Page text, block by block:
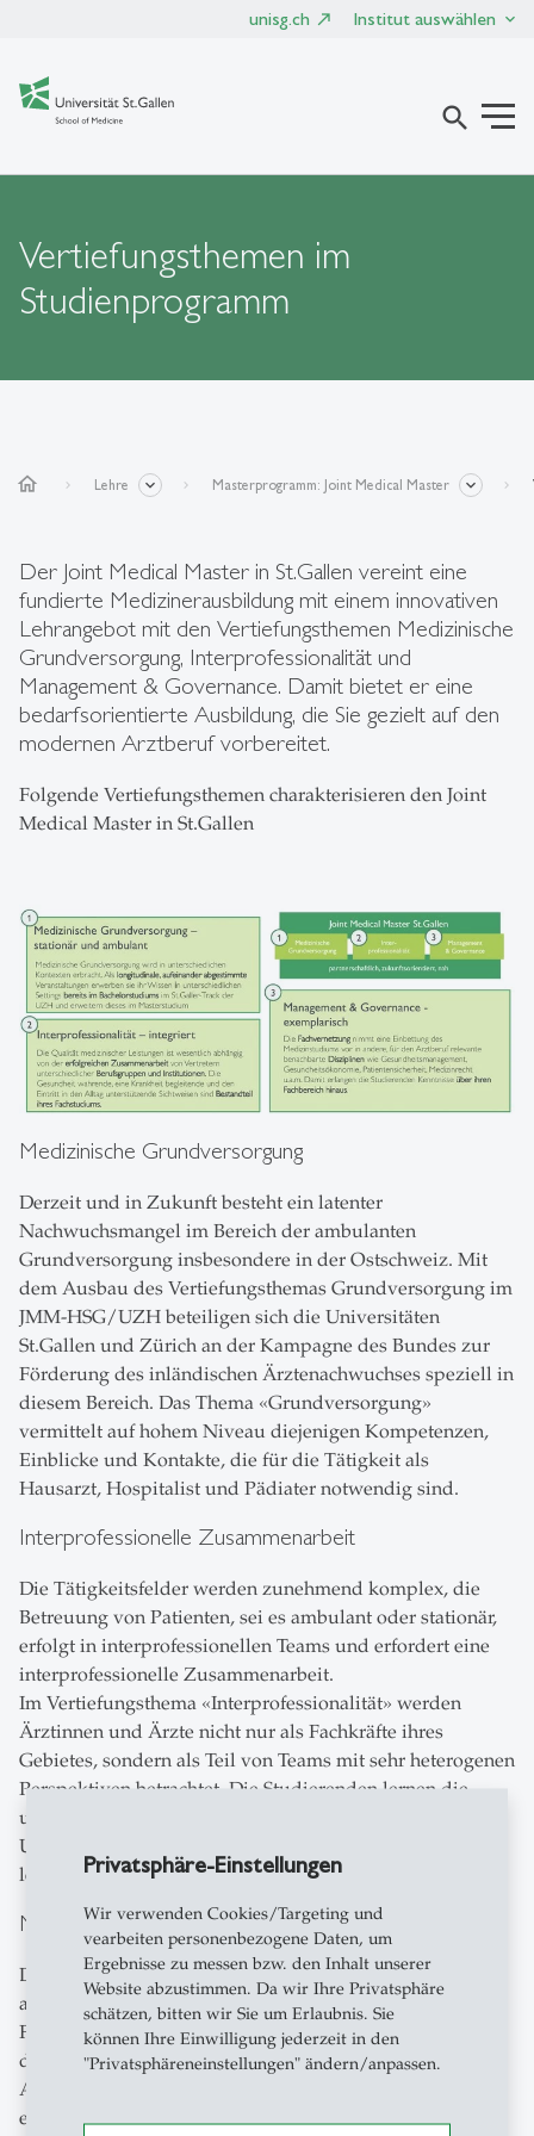
Privatsphäre-Einstellungen
Wir verwenden Cookies/Targeting und
vearbeiten personenbezogene Daten, um
Ergebnisse zu messen bzw. den Inhalt unserer
Website abzustimmen. Da wir Ihre Privatsphäre
schätzen, bitten wir Sie um Erlaubnis. Sie
können Ihre Einwilligung jederzeit in den
"Privatsphäreneinstellungen" ändern/anpassen.
unisg.ch Institut auswählen
search
Vertiefungsthemen im
Studienprogramm
home Lehre Masterprogramm: Joint Medical Master
Der Joint Medical Master in St.Gallen vereint eine
fundierte Medizinerausbildung mit einem innovativen
Lehrangebot mit den Vertiefungsthemen Medizinische
Grundversorgung, Interprofessionalität und
Management & Governance. Damit bietet er eine
bedarfsorientierte Ausbildung, die Sie gezielt auf den
modernen Arztberuf vorbereitet.
Folgende Vertiefungsthemen charakterisieren den Joint
Medical Master in St.Gallen
Medizinische Grundversorgung
Derzeit und in Zukunft besteht ein latenter
Nachwuchsmangel im Bereich der ambulanten
Grundversorgung insbesondere in der Ostschweiz. Mit
dem Ausbau des Vertiefungsthemas Grundversorgung im
JMM-HSG/UZH beteiligen sich die Universitäten
St.Gallen und Zürich an der Kampagne des Bundes zur
Förderung des inländischen Ärztenachwuchses speziell in
diesem Bereich. Das Thema «Grundversorgung»
vermittelt auf hohem Niveau diejenigen Kompetenzen,
Einblicke und Kontakte, die für die Tätigkeit als
Hausarzt, Hospitalist und Pädiater notwendig sind.
Interprofessionelle Zusammenarbeit
Die Tätigkeitsfelder werden zunehmend komplex, die
Betreuung von Patienten, sei es ambulant oder stationär,
erfolgt in interprofessionellen Teams und erfordert eine
interprofessionelle Zusammenarbeit.
Im Vertiefungsthema «Interprofessionalität» werden
Ärztinnen und Ärzte nicht nur als Fachkräfte ihres
Gebietes, sondern als Teil von Teams mit sehr heterogenen
Perspektiven betrachtet. Die Studierenden lernen die
unterschiedlichen Sichtweisen und den wertschätzenden
Umgang mit anderen Berufsgruppen sowie eine
lernorientierte und transparente Fehlerkultur.
Management und Governance
Der Beruf Ärztin oder Arzt verlangt heute nach viel mehr
als medizinischem Fachwissen. Management- und
Führungsfähigkeiten werden in einem komplexen und
dynamischen Arbeitsumfeld für die Ausübung des
Arztberufes immer wichtiger und von der Fachwelt
eingehend als integraler Bestandteil der Lehre gefordert.